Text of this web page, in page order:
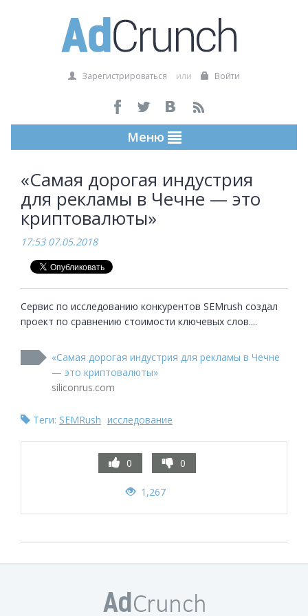
Зарегистрироваться или Войти
Меню
«Cамая дорогая индустрия
для рекламы в Чечне — это
криптовалюты»
17:53 07.05.2018
Сервис по исследованию конкурентов SEMrush создал
проект по сравнению стоимости ключевых слов....
«Cамая дорогая индустрия для рекламы в Чечне
— это криптовалюты»
siliconrus.com
Теги: SEMRush исследование
0 0
1,267